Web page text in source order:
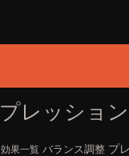
レッション
果一覧 バランス調整 プ